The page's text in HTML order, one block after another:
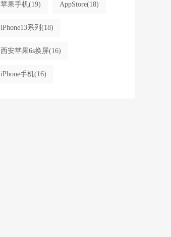
苹果手机(19) AppStore(18)
iPhone13系列 (18)
西安苹果6s换屏(16)
iPhone手机(16)